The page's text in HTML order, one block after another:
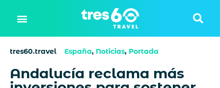
tres60.travel España, Noticias, Portada
Andalucía reclama más